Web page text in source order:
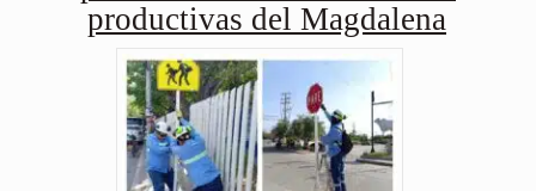
productivas del Magdalena